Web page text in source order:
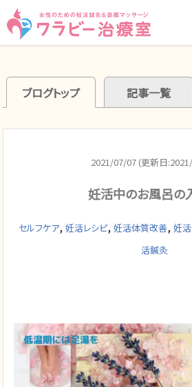
ブログトップ 記事一覧
2021/07/07 (更新日
妊活中のお風呂の
セルフケア, 妊活レシピ, 妊活体質改善, 妊
活鍼灸